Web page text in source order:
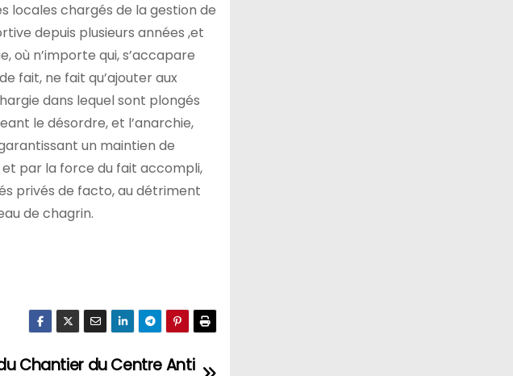
locales chargés de la gestion de
depuis plusieurs années ,et
où n’importe qui, s’accapare
fait, ne fait qu’ajouter aux
dans lequel sont plongés
le désordre, et l’anarchie,
un maintien de
et par la force du fait accompli,
privés de facto, au détriment
de chagrin.
Chantier du Centre Anti